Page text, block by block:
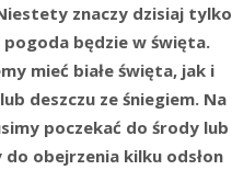
znaczy dzisiaj tylko
będzie w święta.
mieć białe święta, jak i
deszczu ze śniegiem. Na
poczekać do środy lub
obejrzenia kilku odsłon